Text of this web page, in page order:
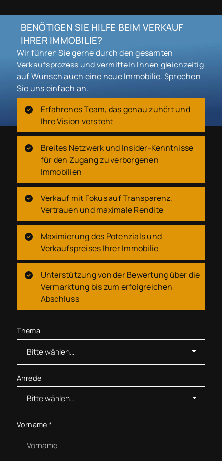
BENÖTIGEN SIE HILFE BEIM VERKAUF
IHRER IMMOBILIE?
Wir führen Sie gerne durch den gesamten
Verkaufsprozess und vermitteln Ihnen gleichzeitig
auf Wunsch auch eine neue Immobilie. Sprechen
Sie uns einfach an.
Erfahrenes Team, das genau zuhört und
Ihre Vision versteht
Breites Netzwerk und Insider-Kenntnisse
für den Zugang zu verborgenen
Immobilien
Verkauf mit Fokus auf Transparenz,
Vertrauen und maximale Rendite
Maximierung des Potenzials und
Verkaufspreises Ihrer Immobilie
Unterstützung von der Bewertung über die
Vermarktung bis zum erfolgreichen
Abschluss
Thema
Anrede
Vorname *